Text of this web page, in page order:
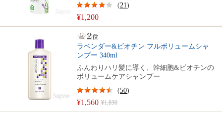
¥1,200
(21)
ラベンダー&ビオチン フルボリュームシャ
ンプー 340ml
ふんわりハリ髪に導く、幹細胞&ビオチンの
ボリュームケアシャンプー
¥1,560 ¥1,830
(50)